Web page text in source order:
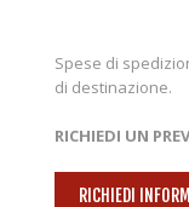
Spese di
di destinazione.
RICHIEDI UN
RICHIEDI